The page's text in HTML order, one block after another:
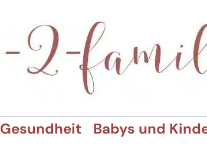
Gesundheit Babys und